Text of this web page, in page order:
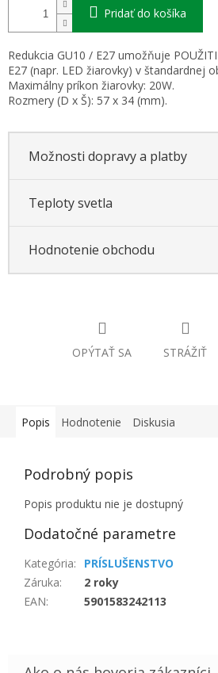
Pridať do košíka
Redukcia GU10 / E27 umožňuje
E27 (napr. LED žiarovky) v štandardnej
Maximálny príkon žiarovky: 20W.
Rozmery (D x Š): 57 x 34 (mm).
Možnosti dopravy a platby
Teploty svetla
Hodnotenie obchodu
OPÝTAŤ SA STRÁŽIŤ
Popis Hodnotenie Diskusia
Podrobný popis
Popis produktu nie je dostupný
Dodatočné parametre
Kategória:
PRÍSLUŠENSTVO
Záruka:
2 roky
EAN: 5901583242113